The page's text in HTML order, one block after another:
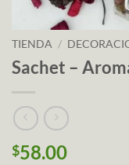
TIENDA /
Sachet –
$58.00